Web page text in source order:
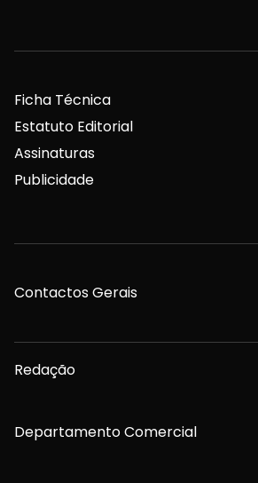
Ficha Técnica
Estatuto Editorial
Assinaturas
Publicidade
Contactos Gerais
Redação
Departamento Comercial